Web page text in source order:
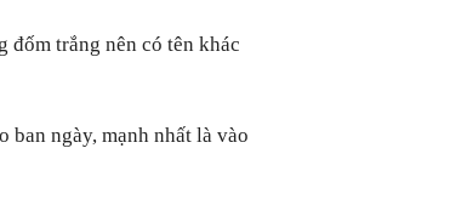
đốm trắng nên có tên khác
ngày, mạnh nhất là vào